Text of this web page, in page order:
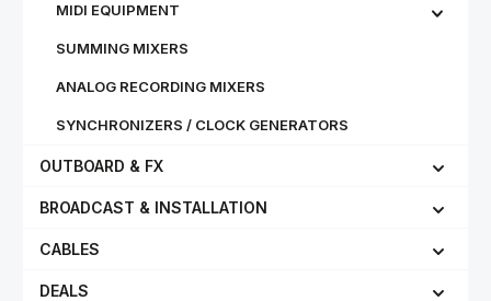
MIDI EQUIPMENT
SUMMING MIXERS
ANALOG RECORDING MIXERS
SYNCHRONIZERS / CLOCK GENERATORS
OUTBOARD & FX
BROADCAST & INSTALLATION
CABLES
DEALS